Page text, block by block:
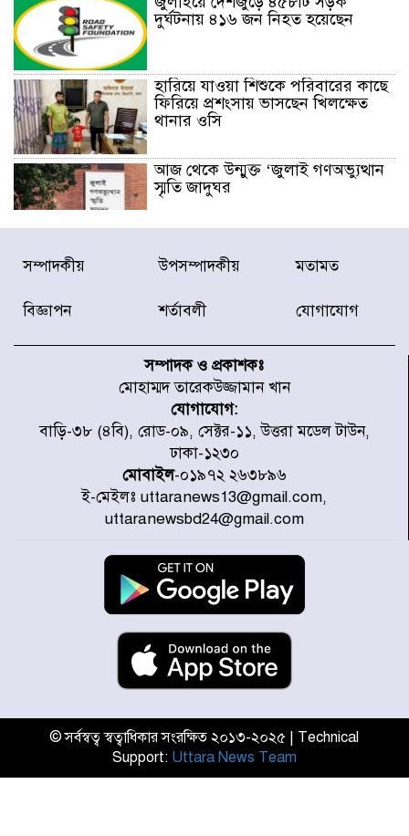
দুর্ঘটনায় ৪১৬ জন নিহত হয়েছেন
হারিয়ে যাওয়া শিশুকে পরিবারের কাছে
ফিরিয়ে প্রশংসায় ভাসছেন খিলক্ষেত
থানার ওসি
আজ থেকে উন্মুক্ত ‘জুলাই গণঅভ্যুত্থান
স্মৃতি জাদুঘর
রাজধানীর উত্তরা আঞ্চলিক পাসপোর্ট
অফিসের সামনে দালাল চক্রের ১৩ জন
করেছে র‌্যাব-১
চূড়ান্ত পর্যায়ে : ইরান
প্রত্যেক অপরাধীর বিচার এ দেশেই
হবে, সে যত শক্তিশালীই হোক না কেন,
চট্টগ্রামে জুলাই গণঅভ্যুত্থান দিবসে
প্রতিমন্ত্রী মীর হেলাল
আগামী ৫ দিন বৃষ্টির আভাস
হাসিনার বক্তব্য প্রচারে ভারতের সমর্থন
জুলাই গণঅভ্যুত্থানে আহত যোদ্ধা
মিতুর খোঁজ নিলেন প্রধানমন্ত্রী
উত্তরায় জুলাই গণঅভ্যুত্থানের ৯২
শহীদের তালিকা প্রকাশ করল JRA
সম্পাদকীয় উপসম্পাদকীয় মতামত
বিজ্ঞাপন শর্তাবলী যোগাযোগ
সম্পাদক ও প্রকাশকঃ
মোহাম্মদ তারেকউজ্জামান খান
যোগাযোগ:
বাড়ি-৩৮ (৪বি), রোড-০৯, সেক্টর-১১, উত্তরা মডেল টাউন,
ঢাকা-১২৩০
মোবাইল-০১৯৭২ ২৬৩৮৯৬
ই-মেইলঃ uttaranews13@gmail.com,
uttaranewsbd24@gmail.com
© সর্বস্বত্ব স্বত্বাধিকার সংরক্ষিত ২০১৩-২০২৫ | Technical
Support: Uttara News Team